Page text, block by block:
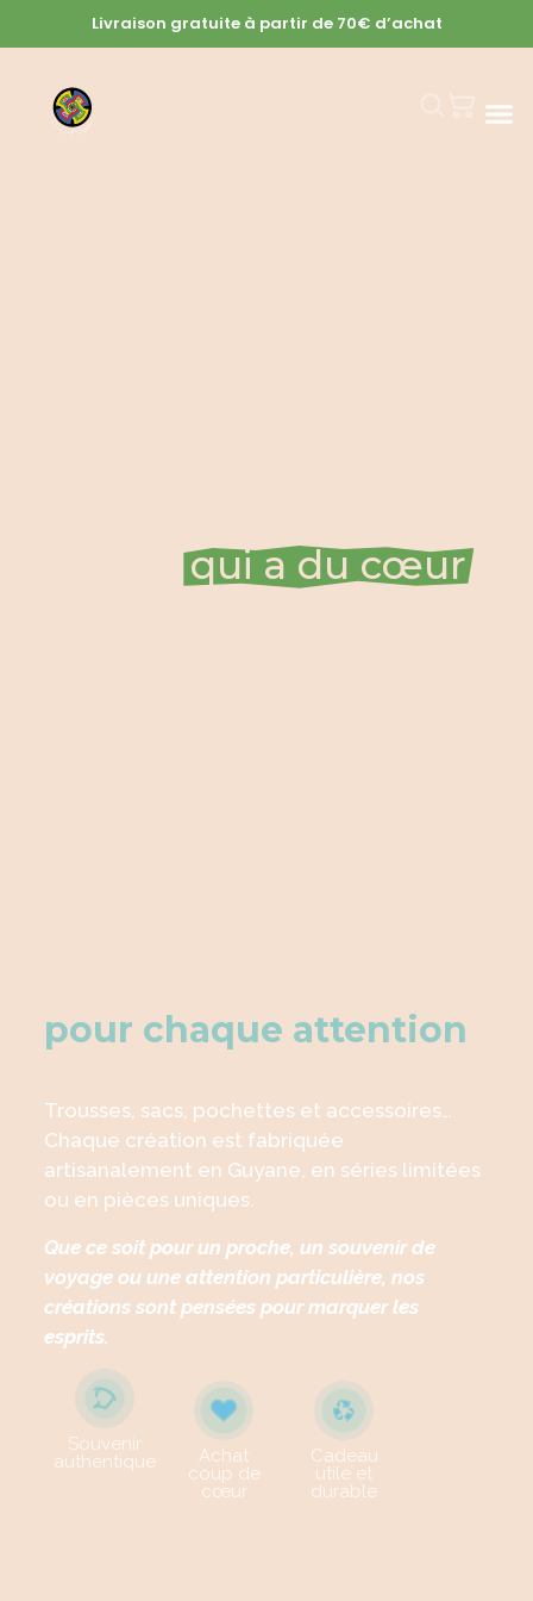
Livraison gratuite à partir de 70€ d’achat
Guyanequi a du cœur
pour chaque attention
Trousses, sacs, pochettes et accessoires…
Chaque création est fabriquée
artisanalement en Guyane, en séries limitées
ou en pièces uniques.
Que ce soit pour un proche, un souvenir de
voyage ou une attention particulière, nos
créations sont pensées pour marquer les
esprits.
Souvenir
authentique
Achat
coup de
cœur
Cadeau
utile et
durable